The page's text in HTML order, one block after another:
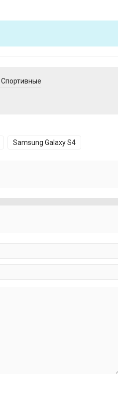
Спортивные
Samsung Galaxy S4